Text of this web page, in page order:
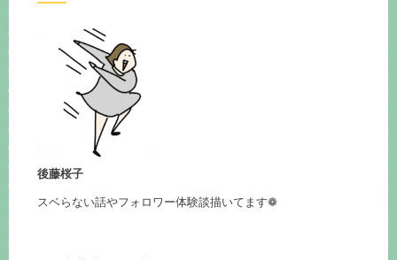
後藤桜子
スベらない話やフォロワー体験談描いてます❁